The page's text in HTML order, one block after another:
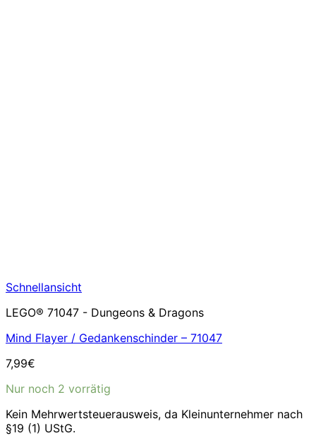
Schnellansicht
LEGO® 71047 - Dungeons & Dragons
Mind Flayer / Gedankenschinder – 71047
7,99€
Nur noch 2 vorrätig
Kein Mehrwertsteuerausweis, da Kleinunternehmer nach
§19 (1) UStG.